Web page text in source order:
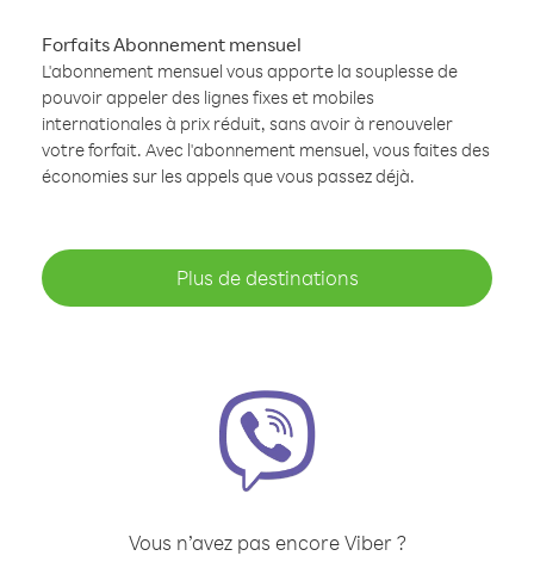
Forfaits Abonnement mensuel
L'abonnement mensuel vous apporte la souplesse de
pouvoir appeler des lignes fixes et mobiles
internationales à prix réduit, sans avoir à renouveler
votre forfait. Avec l'abonnement mensuel, vous faites des
économies sur les appels que vous passez déjà.
Plus de destinations
Vous n’avez pas encore Viber ?